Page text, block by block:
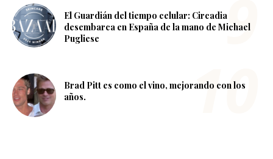
El Guardián del tiempo celular: Circadia
desembarca en España de la mano de Michael
Pugliese
Brad Pitt es como el vino, mejorando con los
años.